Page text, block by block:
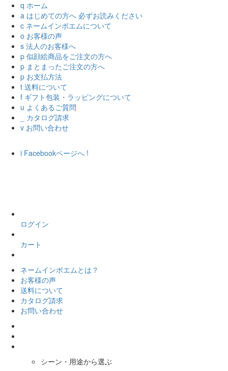
q ホーム
a はじめての方へ 必ずお読みください
c ネームインポエムについて
o お客様の声
s 法人のお客様へ
p 似顔絵商品をご注文の方へ
p まとまったご注文の方へ
p お支払方法
t 送料について
f ギフト包装・ラッピングについて
u よくあるご質問
カタログ請求
v お問い合わせ
i Facebookページへ !
ログイン
カート
ネームインポエムとは？
お客様の声
送料について
カタログ請求
お問い合わせ
シーン・用途から選ぶ